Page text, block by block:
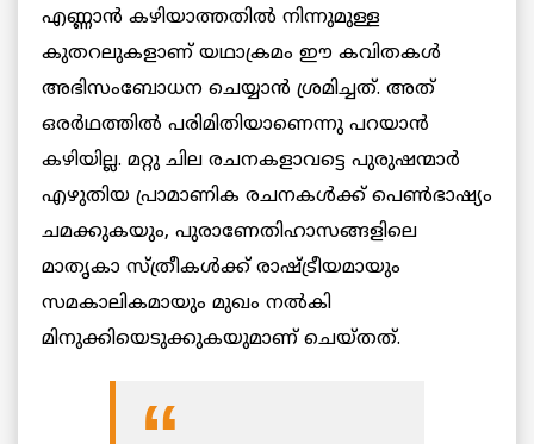
എണ്ണാൻ കഴിയാത്തതിൽ നിന്നുമുള്ള
കുതറലുകളാണ് യഥാക്രമം ഈ കവിതകൾ
അഭിസംബോധന ചെയ്യാൻ ശ്രമിച്ചത്. അത്
ഒരർഥത്തിൽ പരിമിതിയാണെന്നു പറയാൻ
കഴിയില്ല. മറ്റു ചില രചനകളാവട്ടെ പുരുഷന്മാർ
എഴുതിയ പ്രാമാണിക രചനകൾക്ക് പെൺഭാഷ്യം
ചമക്കുകയും, പുരാണേതിഹാസങ്ങളിലെ
മാതൃകാ സ്ത്രീകൾക്ക് രാഷ്ട്രീയമായും
സമകാലികമായും മുഖം നൽകി
മിനുക്കിയെടുക്കുകയുമാണ് ചെയ്തത്.